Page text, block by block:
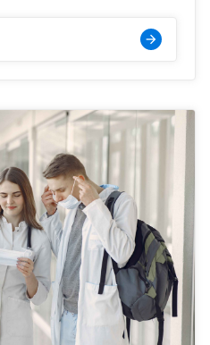
arrow_forward